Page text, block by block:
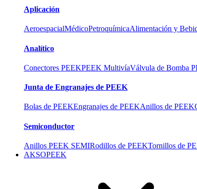
Aplicación
AeroespacialMédicoPetroquímicaAlimentación y
Analítico
Conectores PEEKPEEK MultivíaVálvula de Bomba
Junta de Engranajes de PEEK
Bolas de PEEKEngranajes de PEEKAnillos de PEEK
Semiconductor
Anillos PEEK SEMIRodillos de PEEKTornillos de
AKSOPEEK